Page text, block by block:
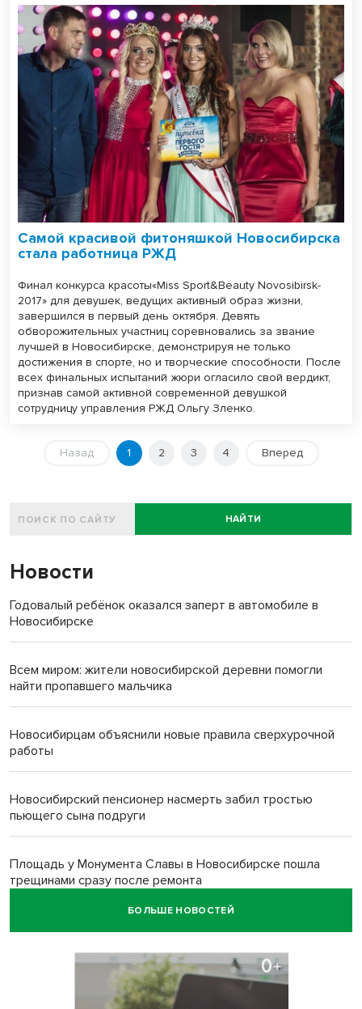
Самой красивой фитоняшкой Новосибирска
стала работница РЖД
Финал конкурса красоты«Miss Sport&Beauty Novosibirsk-
2017» для девушек, ведущих активный образ жизни,
завершился в первый день октября. Девять
обворожительных участниц соревновались за звание
лучшей в Новосибирске, демонстрируя не только
достижения в спорте, но и творческие способности. После
всех финальных испытаний жюри огласило свой вердикт,
признав самой активной современной девушкой
сотрудницу управления РЖД Ольгу Зленко.
Назад 1 2 3 4 Вперед
НАЙТИ
Новости
Годовалый ребёнок оказался заперт в автомобиле в
Новосибирске
Всем миром: жители новосибирской деревни помогли
найти пропавшего мальчика
Новосибирцам объяснили новые правила сверхурочной
работы
Новосибирский пенсионер насмерть забил тростью
пьющего сына подруги
Площадь у Монумента Славы в Новосибирске пошла
трещинами сразу после ремонта
Африканский врач поразил новосибирцев в травмпункте
Покрытие рулежных дорожек обновили в аэропорту
БОЛЬШЕ НОВОСТЕЙ